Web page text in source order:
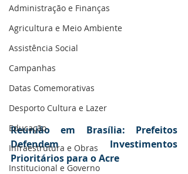
Administração e Finanças
Agricultura e Meio Ambiente
Assistência Social
Campanhas
Datas Comemorativas
Desporto Cultura e Lazer
Educação
Infraestrutura e Obras
Institucional e Governo
Reunião em Brasília: Prefeitos
Defendem Investimentos
Prioritários para o Acre